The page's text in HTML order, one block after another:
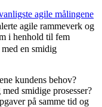
agile målingene
agile rammeverk og
i henhold til fem
med en smidig
kundens behov?
smidige prosesser?
på samme tid og